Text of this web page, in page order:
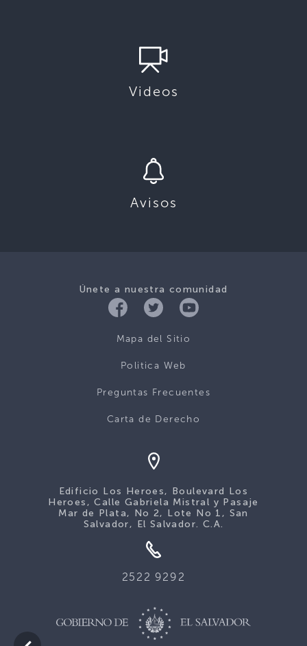
Videos
Avisos
Únete a nuestra comunidad
Mapa del Sitio
Politica Web
Preguntas Frecuentes
Carta de Derecho
Edificio Los Heroes, Boulevard Los
Heroes, Calle Gabriela Mistral y Pasaje
Mar de Plata, No 2, Lote No 1, San
Salvador, El Salvador. C.A.
2522 9292